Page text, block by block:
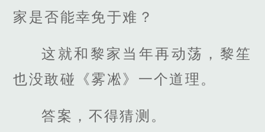
家是否能幸免于难？
这就和黎家当年再动荡，黎笙
也没敢碰《雾凇》一个道理。
答案，不得猜测。